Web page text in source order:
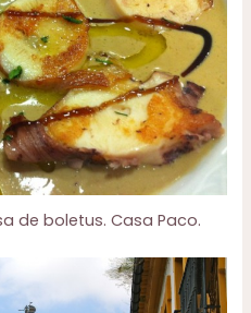
de boletus. Casa Paco.